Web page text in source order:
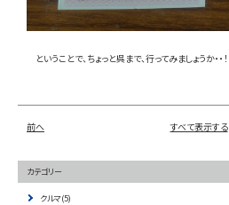
ということで、ちょっと呉まで、行ってみましょうか・・！
前へ すべて表示する
カテゴリー
クルマ(5)